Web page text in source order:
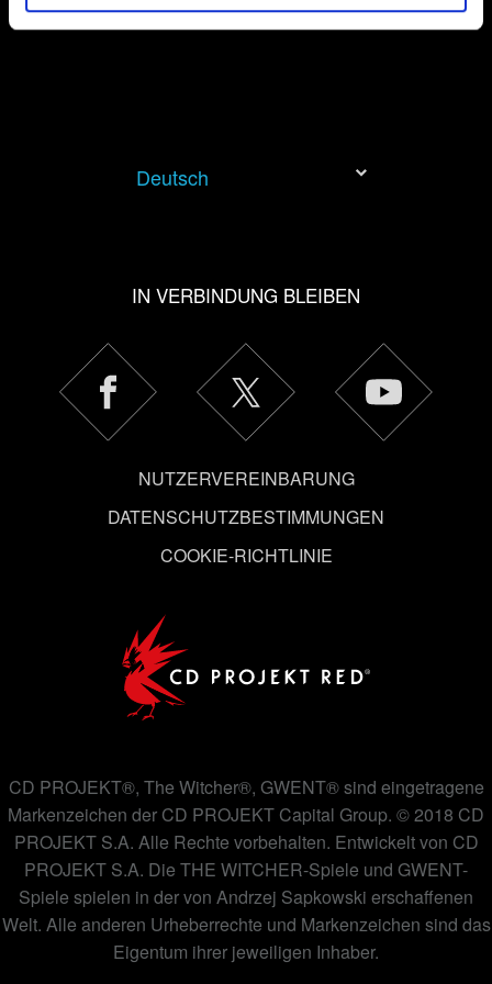
etwas Interessantes mitteilen wollen –, geben wir
unten im Menü „Einstellungen“, wo du, falls gewünscht,
Deutsch
IN VERBINDUNG BLEIBEN
NUTZERVEREINBARUNG
DATENSCHUTZBESTIMMUNGEN
COOKIE-RICHTLINIE
CD PROJEKT®, The Witcher®, GWENT® sind eingetragene
Markenzeichen der CD PROJEKT Capital Group. © 2018 CD
PROJEKT S.A. Alle Rechte vorbehalten. Entwickelt von CD
PROJEKT S.A. Die THE WITCHER-Spiele und GWENT-
Spiele spielen in der von Andrzej Sapkowski erschaffenen
Welt. Alle anderen Urheberrechte und Markenzeichen sind das
Eigentum ihrer jeweiligen Inhaber.